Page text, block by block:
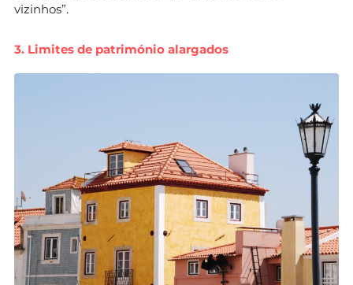
vizinhos”.
3. Limites de património alargados